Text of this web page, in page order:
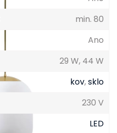
min. 80
Ano
29 W, 44 W
kov,sklo
230 V
LED